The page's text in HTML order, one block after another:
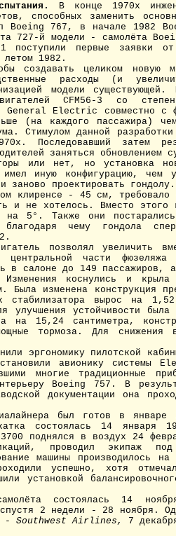
В конце 1970х
способных заменить
Boeing 767, в начале 1982
727-й модели - самолёта
поступили первые заявки
летом 1982.
создавать целиком новую
расходы (и
модели
CFM56-3 со
General Electric совместно с
(на каждого пассажира)
Стимулом данной
Последовавший затем
заняться обновлением
или нет, но установка
имел иную конфигурацию, чем
заново проектировать
клиренсе - 45 см, требовало
и не хотелось. Вместо этого
на 5°. Также они
чему гондола
позволял увеличить
центральной части
в салоне до 149 пассажиров,
коснулись и
Была изменена конструкция
стабилизатора вырос на
улучшения устойчивости
на 15,24 сантиметра,
тормоза. Для снижения
эргономику пилотской
авионику системы
многие традиционные
Boeing 757. В
документации она
был готов в январе
состоялась 14 января
поднялся в воздух 24
проводил экипаж
машины производилось
успешно, хотя
установкой
состоялась 14
спустя 2 недели - 28 ноября.
- Southwest Airlines, 7